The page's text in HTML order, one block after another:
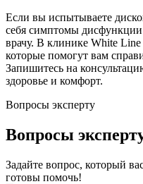
Если вы испытываете
себя симптомы
врачу. В клинике White
которые помогут вам
Запишитесь на
здоровье и комфорт.
Вопросы эксперту
Вопросы
Задайте вопрос, который
готовы помочь!